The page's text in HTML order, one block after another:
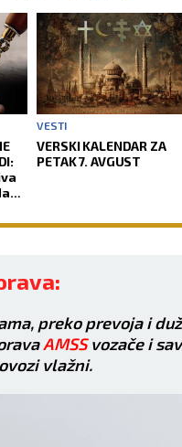
VESTI
VERSKI KALENDAR ZA
PETAK 7. AVGUST
preko prevoja i
AMSSvozače i
vlažni.